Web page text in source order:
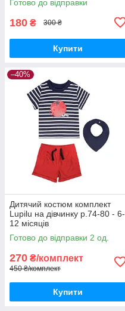
Готово до відправки
180 ₴ 300 ₴
Купити
–40%
Дитячий костюм комплект
Lupilu на дівчинку р.74-80 - 6-
12 місяців
Готово до відправки 2 од.
270 ₴/комплект
450 ₴/комплект
Купити